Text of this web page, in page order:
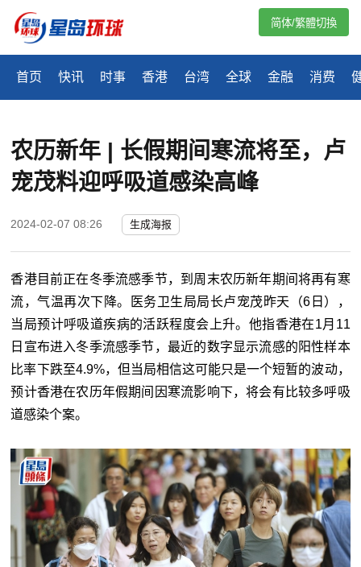
首页 快讯 时事 香港 台湾 全球 金融 消费
简体/繁體切換
农历新年 | 长假期间寒流将至，卢
宠茂料迎呼吸道感染高峰
2024-02-07 08:26 生成海报
香港目前正在冬季流感季节，到周末农历新年期间将再有寒
流，气温再次下降。医务卫生局局长卢宠茂昨天（6日），
当局预计呼吸道疾病的活跃程度会上升。他指香港在1月11
日宣布进入冬季流感季节，最近的数字显示流感的阳性样本
比率下跌至4.9%，但当局相信这可能只是一个短暂的波动，
预计香港在农历年假期间因寒流影响下，将会有比较多呼吸
道感染个案。